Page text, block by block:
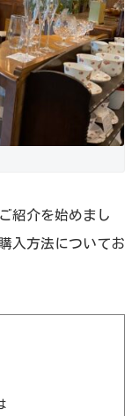
紹介を始めまし
入方法についてお